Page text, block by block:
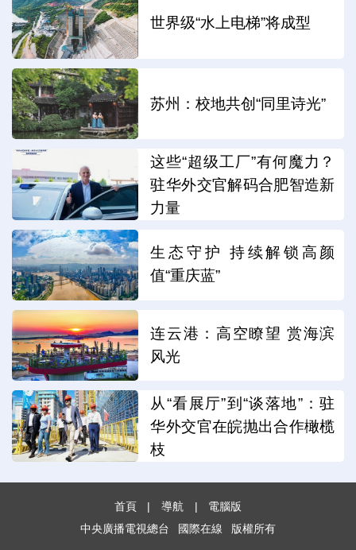
世界级“水上电梯”将成型
苏州：校地共创“同里诗光”
这些“超级工厂”有何魔力？
驻华外交官解码合肥智造新
力量
生态守护 持续解锁高颜
值“重庆蓝”
连云港：高空瞭望 赏海滨
风光
从“看展厅”到“谈落地”：驻
华外交官在皖抛出合作橄榄
枝
首頁 | 導航 |
電腦版
中央廣播電視總台
國際在線 版權所有